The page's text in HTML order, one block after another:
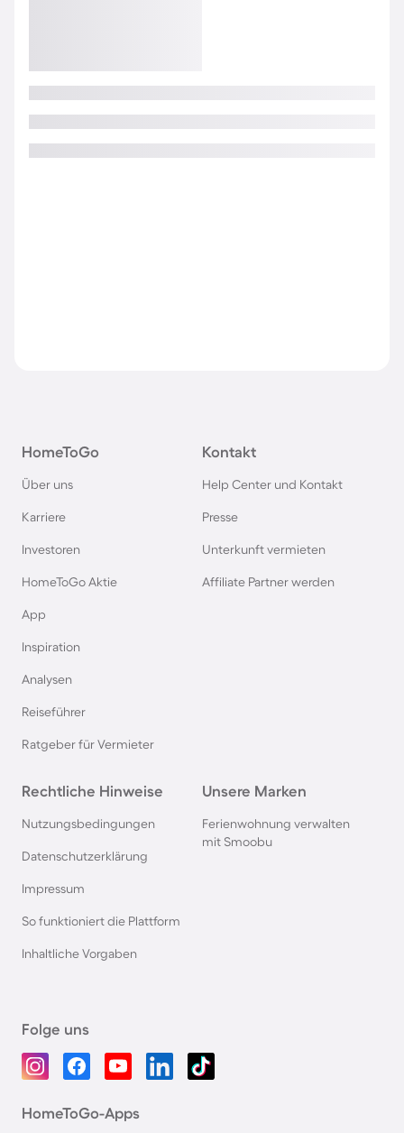
HomeToGo
Über uns
Karriere
Investoren
HomeToGo Aktie
App
Inspiration
Analysen
Reiseführer
Ratgeber für Vermieter
Kontakt
Help Center und Kontakt
Presse
Unterkunft vermieten
Affiliate Partner werden
Rechtliche Hinweise
Nutzungsbedingungen
Datenschutzerklärung
Impressum
So funktioniert die Plattform
Inhaltliche Vorgaben
Unsere Marken
Ferienwohnung verwalten
mit Smoobu
Folge uns
HomeToGo-Apps